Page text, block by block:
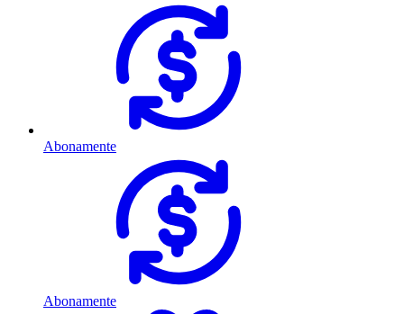
Abonamente
Abonamente